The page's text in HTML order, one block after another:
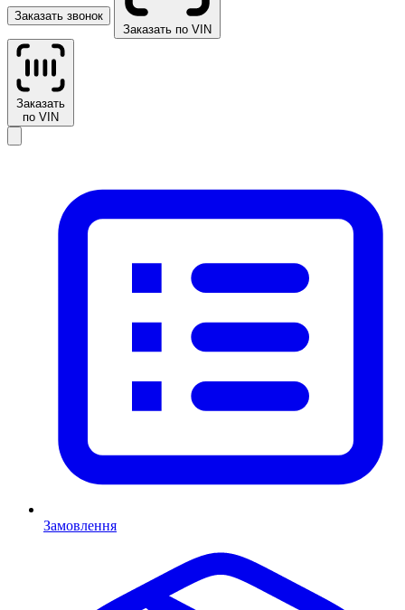
Заказать звонок
Заказать по VIN
Заказать
по VIN
Замовлення